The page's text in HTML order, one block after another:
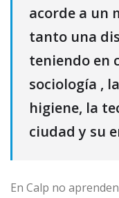
acorde a un
tanto una
teniendo en
sociología ,
higiene, la
ciudad y su
En Calp no